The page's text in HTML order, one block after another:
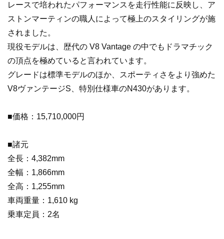
レースで培われたパフォーマンスを走行性能に反映し、ア
ストンマーティンの職人によって極上のスタイリングが施
されました。
現役モデルは、歴代の V8 Vantage の中でもドラマチック
の頂点を極めていると言われています。
グレードは標準モデルのほか、スポーティさをより強めた
V8ヴァンテージS、特別仕様車のN430があります。
■価格：15,710,000円
■諸元
全長：4,382mm
全幅：1,866mm
全高：1,255mm
車両重量：1,610 kg
乗車定員：2名